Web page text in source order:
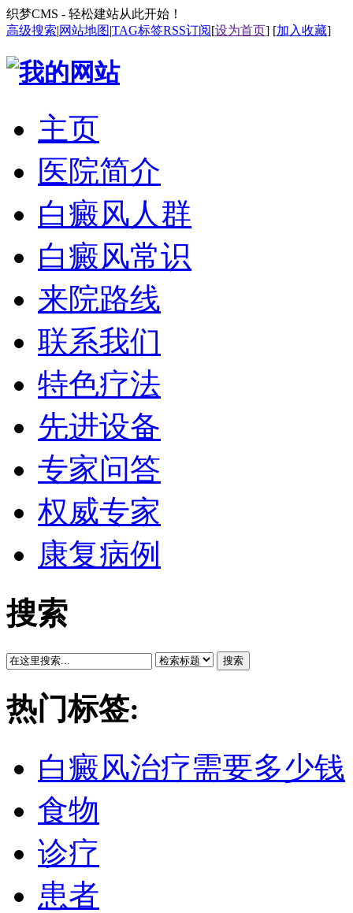
织梦CMS - 轻松建站从此开始！
高级搜索|网站地图|TAG标签RSS订阅[设为首页] [加入收藏]
主页
医院简介
白癜风人群
白癜风常识
来院路线
联系我们
特色疗法
先进设备
专家问答
权威专家
康复病例
搜索
搜索
热门标签:
白癜风治疗需要多少钱
食物
诊疗
患者